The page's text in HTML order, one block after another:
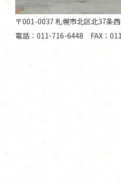
〒001-0037 札幌市北区北37条
電話：011-716-6448 FAX：